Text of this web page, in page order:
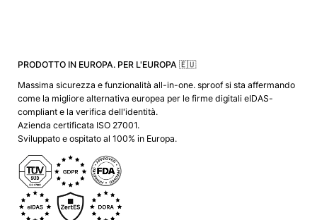
PRODOTTO IN EUROPA. PER L'EUROPA 🇪🇺
Massima sicurezza e funzionalità all-in-one. sproof si sta affermando
come la migliore alternativa europea per le firme digitali eIDAS-
compliant e la verifica dell'identità.
Azienda certificata ISO 27001.
Sviluppato e ospitato al 100% in Europa.